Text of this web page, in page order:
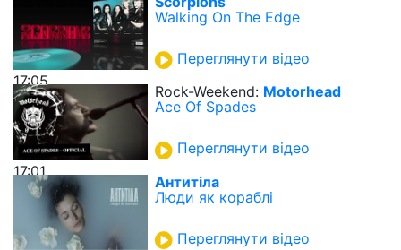
17:05
Walking On The Edge
Переглянути відео
17:01
Rock-Weekend: Motorhead
Ace Of Spades
Переглянути відео
Антитіла
Люди як кораблі
Переглянути відео